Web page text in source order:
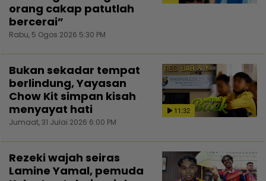
orang cakap patutlah
bercerai”
Rabu, 5 Ogos 2026 5:30 PM
11:32
Bukan sekadar tempat
berlindung, Yayasan
Chow Kit simpan kisah
menyayat hati
Jumaat, 31 Julai 2026 6:00 PM
Rezeki wajah seiras
Lamine Yamal, pemuda